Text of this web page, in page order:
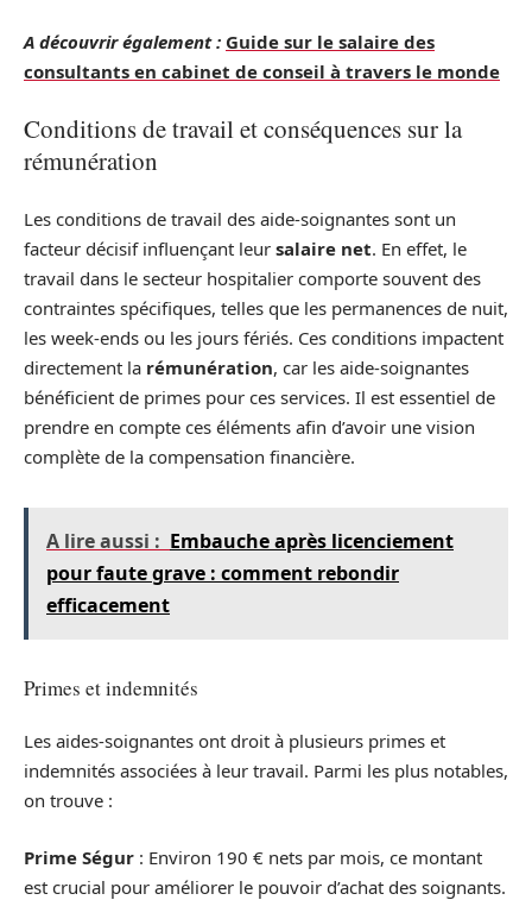
A découvrir également : Guide sur le salaire des
consultants en cabinet de conseil à travers le monde
Conditions de travail et conséquences sur la
rémunération
Les conditions de travail des aide-soignantes sont un
facteur décisif influençant leur salaire net. En effet, le
travail dans le secteur hospitalier comporte souvent des
contraintes spécifiques, telles que les permanences de nuit,
les week-ends ou les jours fériés. Ces conditions impactent
directement la rémunération, car les aide-soignantes
bénéficient de primes pour ces services. Il est essentiel de
prendre en compte ces éléments afin d’avoir une vision
complète de la compensation financière.
A lire aussi : Embauche après licenciement
pour faute grave : comment rebondir
efficacement
Primes et indemnités
Les aides-soignantes ont droit à plusieurs primes et
indemnités associées à leur travail. Parmi les plus notables,
on trouve :
Prime Ségur : Environ 190 € nets par mois, ce montant
est crucial pour améliorer le pouvoir d’achat des soignants.